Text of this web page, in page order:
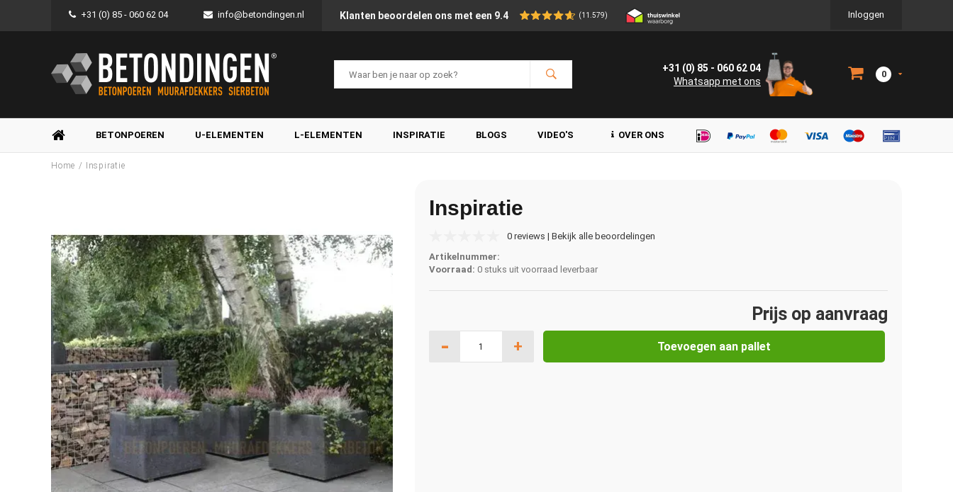
+31 (0) 85 - 060 62 04 info@betondingen.nl Klanten beoordelen ons met een 9.4 (11.579) Inloggen
+31 (0) 85 - 060 62 04
Whatsapp met ons
0
BETONPOEREN U-ELEMENTEN L-ELEMENTEN INSPIRATIE BLOGS VIDEO'S OVER ONS
Home / Inspiratie
Inspiratie
0 reviews | Bekijk alle beoordelingen
Artikelnummer:
Voorraad: 0 stuks uit voorraad leverbaar
Prijs op aanvraag
- + Toevoegen aan pallet